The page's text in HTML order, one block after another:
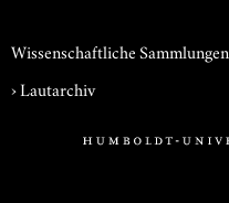
Wissenschaftliche Sammlungen
›Lautarchiv